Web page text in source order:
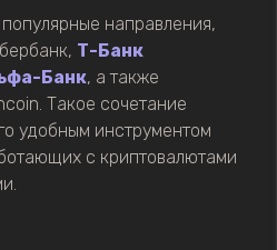
направления,
Т-Банк
Банк, а также
Такое сочетание
удобным инструментом
с криптовалютами